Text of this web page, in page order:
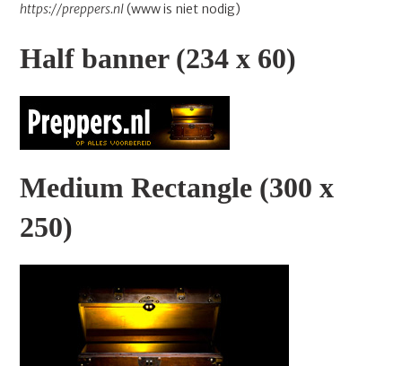
https://preppers.nl(www is niet nodig)
Half banner (234 x 60)
Medium Rectangle (300 x
250)